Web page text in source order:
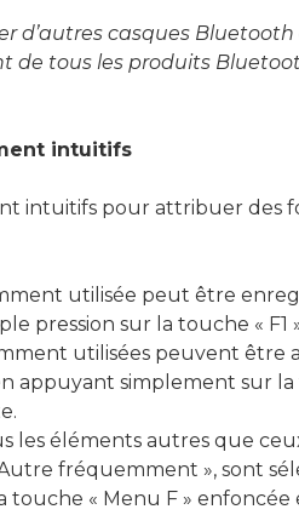
d’autres casques
de tous les produits
intuitifs
intuitifs pour attribuer des
utilisée peut être
pression sur la touche « F1
utilisées peuvent être
appuyant simplement sur la
les éléments autres que
fréquemment », sont
« Menu F » enfoncée